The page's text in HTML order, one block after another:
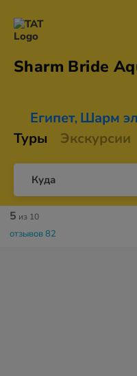
Sharm Bride
Египет, Шарм
Туры
Экскурсии
Куда
5 из 10
отзывов 82